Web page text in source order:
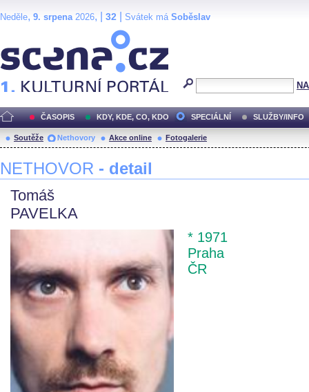
Neděle, 9. srpena2026, | 32 Svátek má Soběslav
ČASOPIS KDY, KDE, CO, KDO SPECIÁLNÍ SLUŽBY/INFO
Soutěže Nethovory Akce online Fotogalerie
NETHOVOR - detail
Tomáš
PAVELKA
* 1971
Praha
ČR